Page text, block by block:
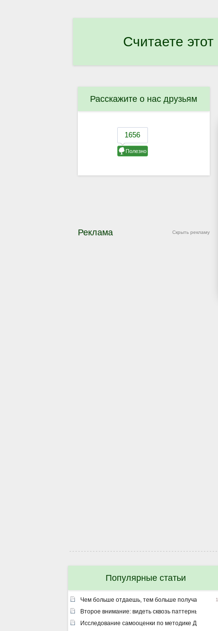
Считаете
Расскажите о нас друзьям
Скрыть рекламу
Реклама
Популярные статьи
Чем больше отдаешь, тем больше получаешь
Второе внимание: видеть сквозь паттерны
Исследование самооценки по методике Дембо